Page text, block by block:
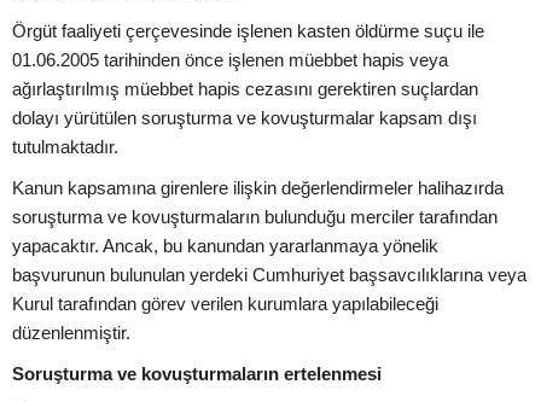
Örgüt faaliyeti çerçevesinde işlenen kasten öldürme suçu ile
01.06.2005 tarihinden önce işlenen müebbet hapis veya
ağırlaştırılmış müebbet hapis cezasını gerektiren suçlardan
dolayı yürütülen soruşturma ve kovuşturmalar kapsam dışı
tutulmaktadır.
Kanun kapsamına girenlere ilişkin değerlendirmeler halihazırda
soruşturma ve kovuşturmaların bulunduğu merciler tarafından
yapacaktır. Ancak, bu kanundan yararlanmaya yönelik
başvurunun bulunulan yerdeki Cumhuriyet başsavcılıklarına veya
Kurul tarafından görev verilen kurumlara yapılabileceği
düzenlenmiştir.
Soruşturma ve kovuşturmaların ertelenmesi